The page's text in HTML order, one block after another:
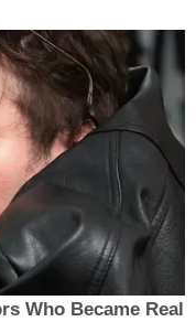
Who Became Real